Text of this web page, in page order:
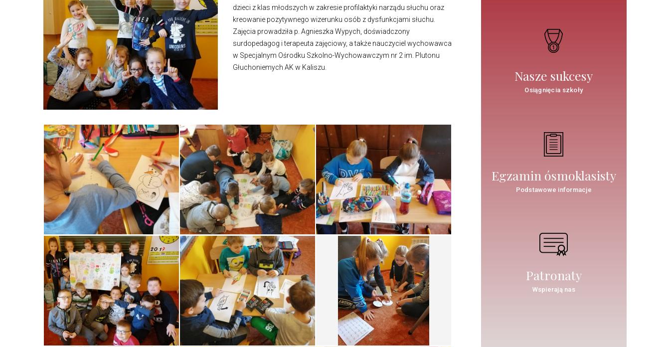
dzieci z klas młodszych w zakresie profilaktyki narządu słuchu oraz
kreowanie pozytywnego wizerunku osób z dysfunkcjami słuchu.
Zajęcia prowadziła p. Agnieszka Wypych, doświadczony
surdopedagog i terapeuta zajęciowy, a także nauczyciel wychowawca
w Specjalnym Ośrodku Szkolno-Wychowawczym nr 2 im. Plutonu
Głuchoniemych AK w Kaliszu.
Nasze sukcesy
Osiągnięcia szkoły
Egzamin ósmoklasisty
Podstawowe informacje
Patronaty
Wspierają nas